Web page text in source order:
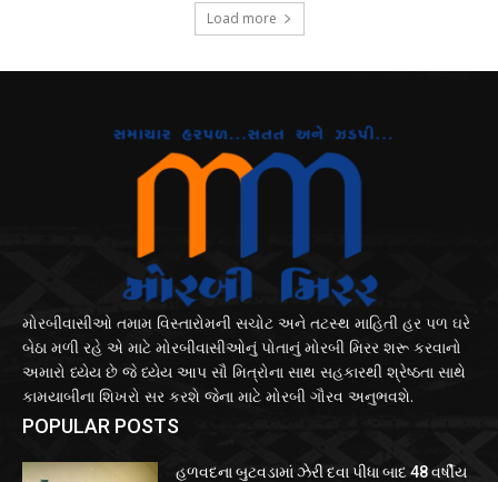
Load more
મોરબીવાસીઓ તમામ વિસ્તારોમની સચોટ અને તટસ્થ માહિતી હર પળ ઘરે
બેઠા મળી રહે એ માટે મોરબીવાસીઓનું પોતાનું મોરબી મિરર શરૂ કરવાનો
અમારો ધ્યેય છે જે ધ્યેય આપ સૌ મિત્રોના સાથ સહકારથી શ્રેષ્ઠતા સાથે
કામયાબીના શિખરો સર કરશે જેના માટે મોરબી ગૌરવ અનુભવશે.
POPULAR POSTS
હળવદના બુટવડામાં ઝેરી દવા પીધા બાદ 48 વર્ષીય